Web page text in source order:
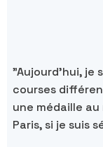
"Aujourd'hui, je
courses
une médaille
Paris, si je suis